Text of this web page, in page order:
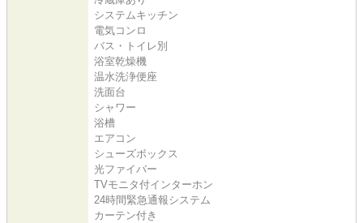
システムキッチン
電気コンロ
バス・トイレ別
浴室乾燥機
温水洗浄便座
洗面台
シャワー
浴槽
エアコン
シューズボックス
光ファイバー
TVモニタ付インターホン
24時間緊急通報システム
カーテン付き